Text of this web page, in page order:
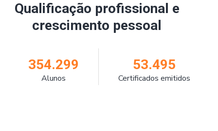
Qualificação profissional e
crescimento pessoal
354.299
Alunos
53.495
Certificados emitidos